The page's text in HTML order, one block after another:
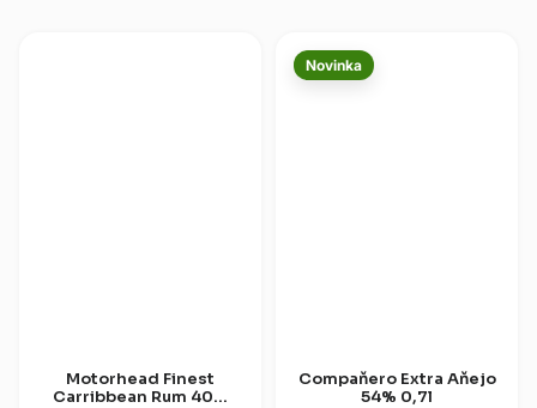
Motorhead Finest
Carribbean Rum 40%
Novinka
Compaňero Extra Aňejo
54% 0,7l